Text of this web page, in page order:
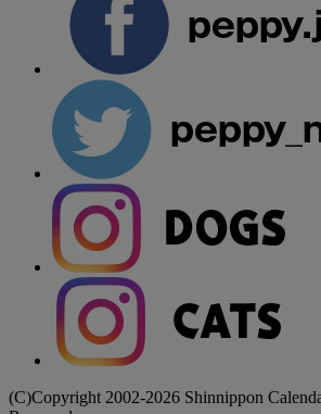
(C)Copyright 2002-2026 Shinnippon